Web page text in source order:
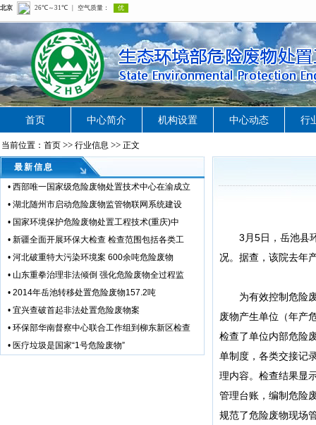
首页 中心简介 机构设置 中心动态 行
当前位置：首页 >> 行业信息 >> 正文
最新信息
• 西部唯一国家级危险废物处置技术中心在渝成立
• 湖北随州市启动危险废物监管物联网系统建设
• 国家环境保护危险废物处置工程技术(重庆)中
• 新疆全面开展环保大检查 检查范围包括各类工
• 河北破重特大污染环境案 600余吨危险废物
• 山东重拳治理非法倾倒 强化危险废物全过程监
• 2014年岳池转移处置危险废物157.2吨
• 宜兴查破首起非法处置危险废物案
• 环保部华南督察中心联合工作组到柳东新区检查
• 医疗垃圾是国家“1号危险废物”
3月5日，岳池县环
况。据查，该院去年
为有效控制危险废
废物产生单位（年产
检查了单位内部危险
单制度，各类交接记
理内容。检查结果显
管理台账，编制危险
规范了危险废物现场